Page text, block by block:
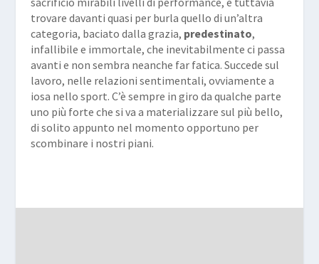
trovare davanti quasi per burla quello di un’altra
categoria, baciato dalla grazia, predestinato,
infallibile e immortale, che inevitabilmente ci passa
avanti e non sembra neanche far fatica. Succede sul
lavoro, nelle relazioni sentimentali, ovviamente a
iosa nello sport. C’è sempre in giro da qualche parte
uno più forte che si va a materializzare sul più bello,
di solito appunto nel momento opportuno per
scombinare i nostri piani.